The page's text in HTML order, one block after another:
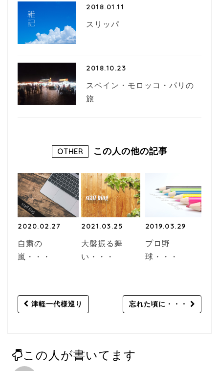
2018.01.11
スリッパ
2018.10.23
スペイン・モロッコ・パリの
旅
OTHER この人の他の記事
2020.02.27
自粛の
嵐・・・
2021.03.25
大盤振る舞
い・・・
2019.03.29
プロ野
球・・・
Post
navigation
津軽一代様巡り 忘れた頃に・・・
この人が書いてます